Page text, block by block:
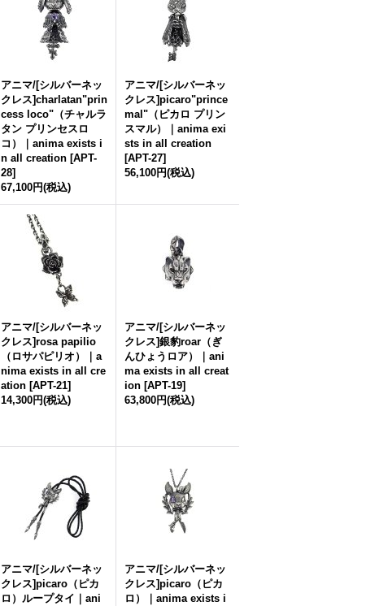
アニマ/[シルバーネッ
クレス]charlatan"prin
cess loco"（チャルラ
タン プリンセスロ
コ）｜anima exists i
n all creation [APT-
28]
67,100円(税込)
アニマ/[シルバーネッ
クレス]picaro"prince
mal"（ピカロ プリン
スマル）｜anima exi
sts in all creation
[APT-27]
56,100円(税込)
アニマ/[シルバーネッ
クレス]rosa papilio
（ロサパピリオ）｜a
nima exists in all cre
ation [APT-21]
14,300円(税込)
アニマ/[シルバーネッ
クレス]銀豹roar（ぎ
んひょうロア）｜ani
ma exists in all creat
ion [APT-19]
63,800円(税込)
アニマ/[シルバーネッ
クレス]picaro（ピカ
ロ）ループタイ｜ani
アニマ/[シルバーネッ
クレス]picaro（ピカ
ロ）｜anima exists i